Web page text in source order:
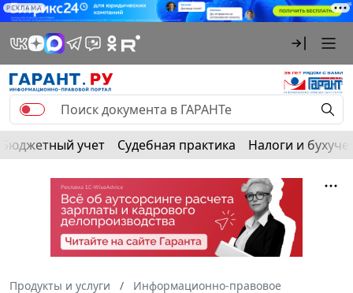
РЕКЛАМА
Бюджетный учет Судебная практика Налоги и
Продукты и услуги
Информационно-правовое